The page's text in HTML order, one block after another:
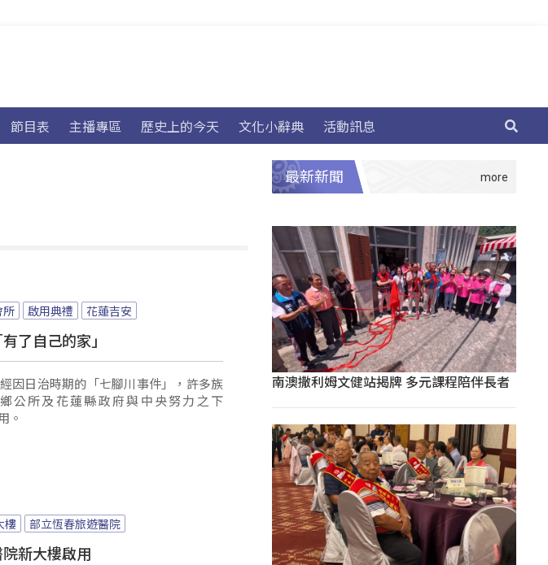
節目表 主播專區 歷史上的今天 文化小辭典 活動訊息
所 啟用典禮 花蓮吉安
了自己的家」
因日治時期的「七腳川事件」，許多族
公所及花蓮縣政府與中央努力之下
。
樓 部立恆春旅遊醫院
新大樓啟用
最新新聞
南澳撒利姆文健站揭牌 多元課程陪伴長者